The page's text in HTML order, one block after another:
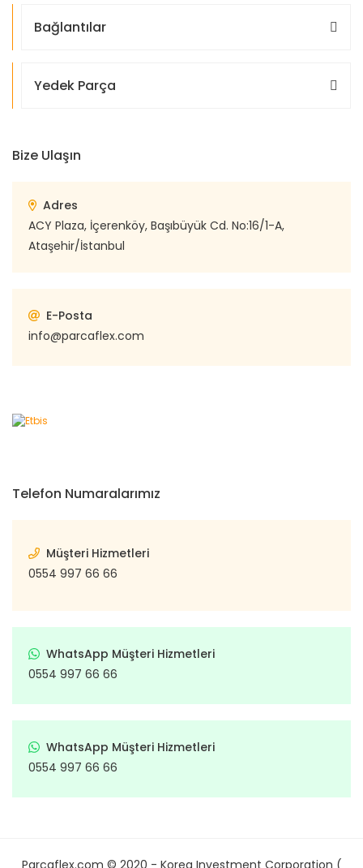
Bağlantılar
Yedek Parça
Bize Ulaşın
Adres
ACY Plaza, İçerenköy, Başıbüyük Cd. No:16/1-A,
Ataşehir/İstanbul
E-Posta
info@parcaflex.com
Telefon Numaralarımız
Müşteri Hizmetleri
0554 997 66 66
WhatsApp Müşteri Hizmetleri
0554 997 66 66
WhatsApp Müşteri Hizmetleri
0554 997 66 66
Parcaflex.com © 2020 - Korea Investment Corporation (